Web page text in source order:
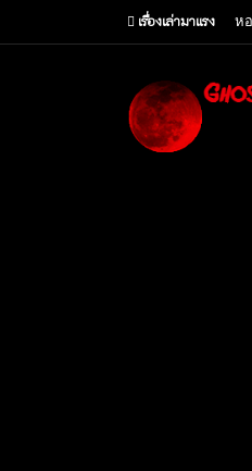
เรื่องเล่ามาแรง ห